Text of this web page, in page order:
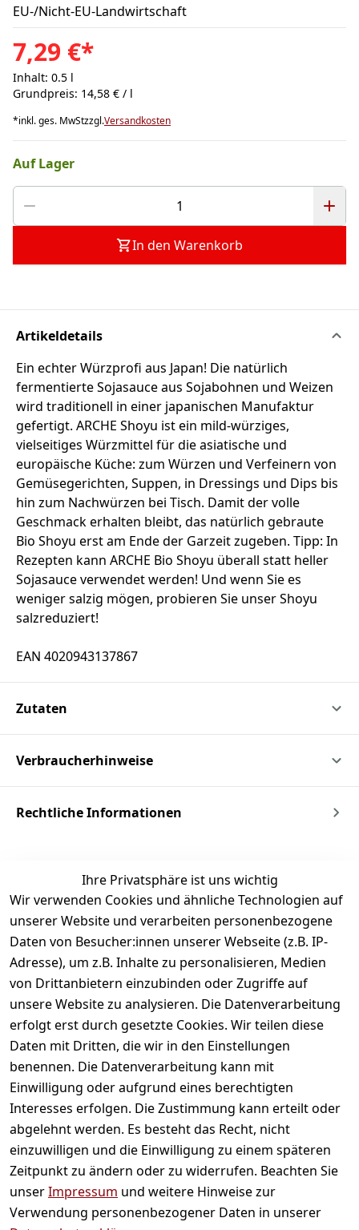
EU-/Nicht-EU-Landwirtschaft
7,29 €*
Inhalt: 0.5 l
Grundpreis: 14,58 € / l
*inkl. ges. MwStzzgl.Versandkosten
Auf Lager
In den Warenkorb
Artikeldetails
Ein echter Würzprofi aus Japan! Die natürlich
fermentierte Sojasauce aus Sojabohnen und Weizen
wird traditionell in einer japanischen Manufaktur
gefertigt. ARCHE Shoyu ist ein mild-würziges,
vielseitiges Würzmittel für die asiatische und
europäische Küche: zum Würzen und Verfeinern von
Gemüsegerichten, Suppen, in Dressings und Dips bis
hin zum Nachwürzen bei Tisch. Damit der volle
Geschmack erhalten bleibt, das natürlich gebraute
Bio Shoyu erst am Ende der Garzeit zugeben. Tipp: In
Rezepten kann ARCHE Bio Shoyu überall statt heller
Sojasauce verwendet werden! Und wenn Sie es
weniger salzig mögen, probieren Sie unser Shoyu
salzreduziert!
EAN 4020943137867
Zutaten
Verbraucherhinweise
Rechtliche Informationen
Shoyu - Natürlich
fermentierte Sojasauce
(145 ml)
3,29 €*
Tamari
Natürlich
Sojasauce (145 ml)
Natürlich fermentierte
Sojasauce (145 ml)
3,99 €*
Ihre Privatsphäre ist uns wichtig
Wir verwenden Cookies und ähnliche Technologien auf
unserer Website und verarbeiten personenbezogene
Daten von Besucher:innen unserer Webseite (z.B. IP-
Adresse), um z.B. Inhalte zu personalisieren, Medien
von Drittanbietern einzubinden oder Zugriffe auf
unsere Website zu analysieren. Die Datenverarbeitung
erfolgt erst durch gesetzte Cookies. Wir teilen diese
Daten mit Dritten, die wir in den Einstellungen
benennen. Die Datenverarbeitung kann mit
Einwilligung oder aufgrund eines berechtigten
Interesses erfolgen. Die Zustimmung kann erteilt oder
abgelehnt werden. Es besteht das Recht, nicht
einzuwilligen und die Einwilligung zu einem späteren
Zeitpunkt zu ändern oder zu widerrufen. Beachten Sie
unserImpressum und weitere Hinweise zur
Verwendung personenbezogener Daten in unserer